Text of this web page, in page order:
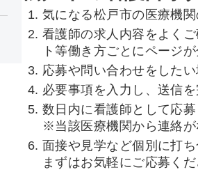
気になる松戸市の医療機
看護師の求人内容をよく
ト等働き方ごとにページ
応募や問い合わせをした
必要事項を入力し、送信を
数日内に看護師として応
※当該医療機関から連絡が
面接や見学など個別に打
まずはお気軽にご応募くだ